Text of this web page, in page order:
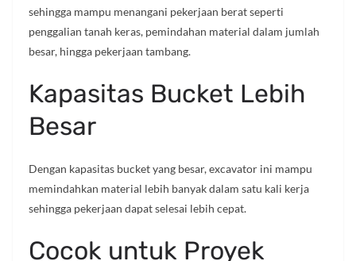
sehingga mampu menangani pekerjaan berat seperti
penggalian tanah keras, pemindahan material dalam jumlah
besar, hingga pekerjaan tambang.
Kapasitas Bucket Lebih
Besar
Dengan kapasitas bucket yang besar, excavator ini mampu
memindahkan material lebih banyak dalam satu kali kerja
sehingga pekerjaan dapat selesai lebih cepat.
Cocok untuk Proyek